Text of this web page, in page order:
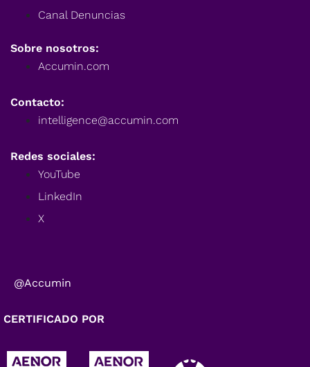
Canal Denuncias
Sobre nosotros:
Accumin.com
Contacto:
intelligence@accumin.com
Redes sociales:
YouTube
LinkedIn
X
@Accumin
CERTIFICADO POR